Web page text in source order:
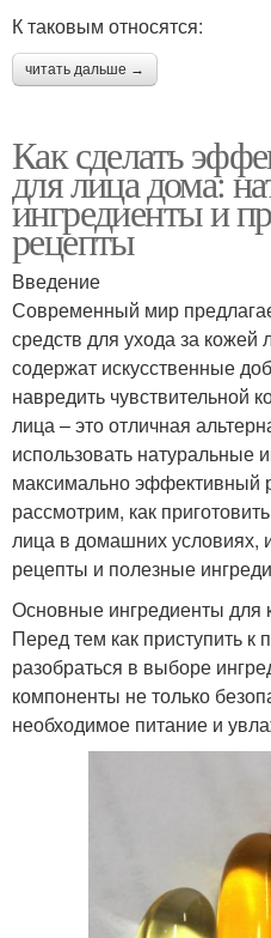
К таковым относятся:
читать дальше →
Как сделать
для лица дома:
ингредиенты и
рецепты
Введение
Современный мир
средств для ухода за кожей
содержат искусственные
навредить
лица – это отличная
использовать натуральные
максимально эффективный
рассмотрим, как
лица в домашних условиях,
рецепты и полезные
Основные ингредиенты для
Перед тем как приступить
разобраться в выборе
компоненты не только
необходимое питание и